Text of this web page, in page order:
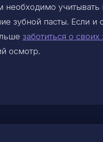
необходимо
зубной пасты. Если
заботиться о своих
осмотр.